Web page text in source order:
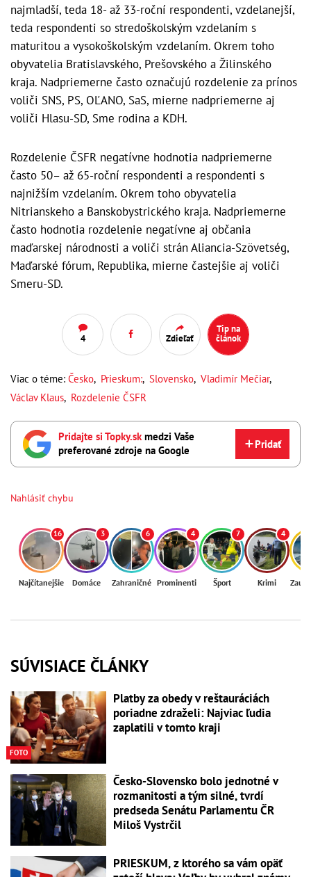
najmladší, teda 18- až 33-roční respondenti, vzdelanejší,
teda respondenti so stredoškolským vzdelaním s
maturitou a vysokoškolským vzdelaním. Okrem toho
obyvatelia Bratislavského, Prešovského a Žilinského
kraja. Nadpriemerne často označujú rozdelenie za prínos
voliči SNS, PS, OĽANO, SaS, mierne nadpriemerne aj
voliči Hlasu-SD, Sme rodina a KDH.
Rozdelenie ČSFR negatívne hodnotia nadpriemerne
často 50– až 65-roční respondenti a respondenti s
najnižším vzdelaním. Okrem toho obyvatelia
Nitrianskeho a Banskobystrického kraja. Nadpriemerne
často hodnotia rozdelenie negatívne aj občania
maďarskej národnosti a voliči strán Aliancia-Szövetség,
Maďarské fórum, Republika, mierne častejšie aj voliči
Smeru-SD.
4 Zdieľať
Tip na
článok
Viac o téme: Česko, Prieskum:, Slovensko, Vladimír Mečiar,
Václav Klaus, Rozdelenie ČSFR
Pridajte si Topky.skmedzi Vaše
preferované zdroje na Google
Pridať
Nahlásiť chybu
16
Najčítanejšie
3
Domáce
6
Zahraničné
4
Prominenti
7
Šport
4
Krimi
SÚVISIACE ČLÁNKY
FOTO
Platby za obedy v reštauráciách
poriadne zdraželi: Najviac ľudia
zaplatili v tomto kraji
Česko-Slovensko bolo jednotné v
rozmanitosti a tým silné, tvrdí
predseda Senátu Parlamentu ČR
Miloš Vystrčil
PRIESKUM, z ktorého sa vám opäť